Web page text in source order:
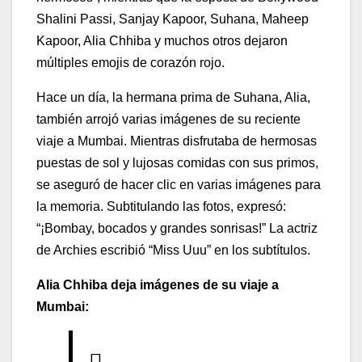
Shalini Passi, Sanjay Kapoor, Suhana, Maheep
Kapoor, Alia Chhiba y muchos otros dejaron
múltiples emojis de corazón rojo.
Hace un día, la hermana prima de Suhana, Alia,
también arrojó varias imágenes de su reciente
viaje a Mumbai. Mientras disfrutaba de hermosas
puestas de sol y lujosas comidas con sus primos,
se aseguró de hacer clic en varias imágenes para
la memoria. Subtitulando las fotos, expresó:
“¡Bombay, bocados y grandes sonrisas!” La actriz
de Archies escribió “Miss Uuu” en los subtítulos.
Alia Chhiba deja imágenes de su viaje a
Mumbai: